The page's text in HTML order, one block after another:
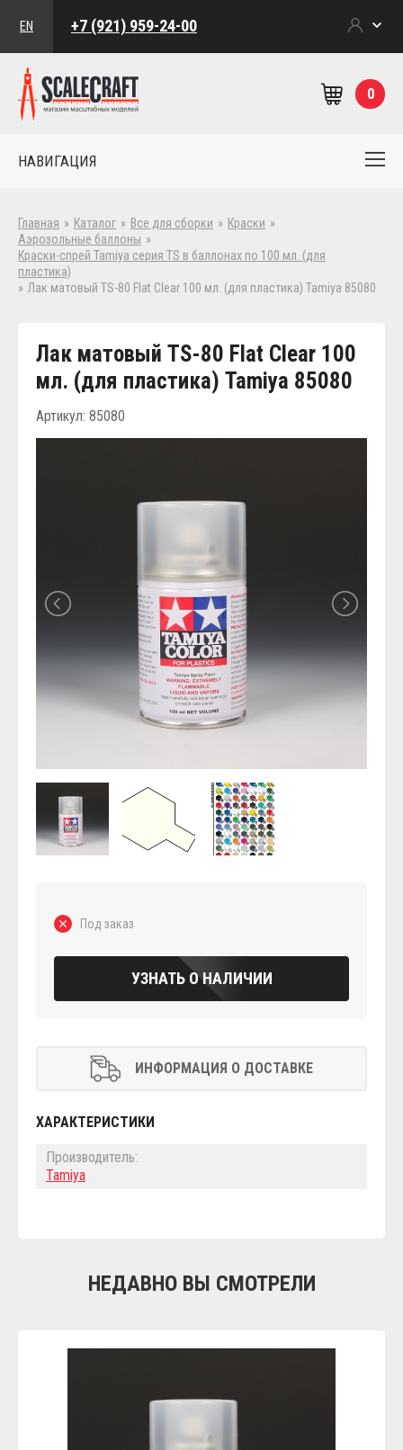
EN +7 (921) 959-24-00
0
НАВИГАЦИЯ
Главная » Каталог » Все для сборки » Краски »
Аэрозольные баллоны »
Краски-спрей Tamiya серия TS в баллонах по 100 мл. (для
пластика)
» Лак матовый TS-80 Flat Clear 100 мл. (для пластика) Tamiya 85080
Лак матовый TS-80 Flat Clear 100
мл. (для пластика) Tamiya 85080
Артикул: 85080
Под заказ
УЗНАТЬ О НАЛИЧИИ
ИНФОРМАЦИЯ О ДОСТАВКЕ
ХАРАКТЕРИСТИКИ
Производитель:
Tamiya
НЕДАВНО ВЫ СМОТРЕЛИ